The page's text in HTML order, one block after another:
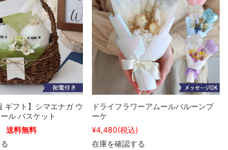
ギフト】シマエナガ ウ
ル バスケット
送料無料
ドライフラワーアムールバルーンブ
ーケ
¥4,480(税込)
在庫を確認する